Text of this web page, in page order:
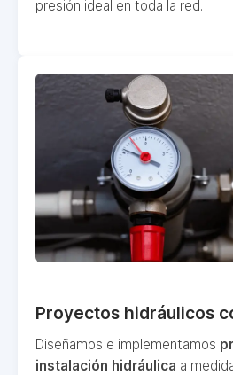
presión ideal en toda la red.
Proyectos hidráulicos
Diseñamos e implementamos
instalación hidráulica a